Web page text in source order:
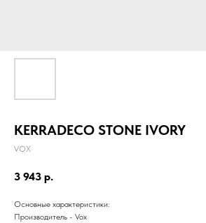
KERRADECO STONE IVORY
VOX
3 943 р.
Основные характеристики:
Производитель - Vox